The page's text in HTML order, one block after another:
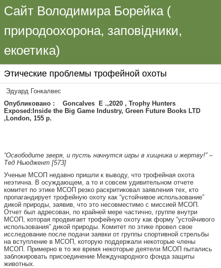
Сайт Володимира Борейка (
природоохорона, заповідники,
екоетика)
Этические проблемы трофейной охоты
Эдуард Гонкалвес
Опубликовано : Goncalves Е .,2020 , Trophy Hunters
Exposed:Inside the Big Game Industry, Green Future Books LTD
,London, 155 р.
“Освободите зверя, и пусть начнутся игры в хищника и жертву!” –
Тед Ньюджент [573]
Ученые МСОП недавно пришли к выводу, что трофейная охота
неэтична. В осуждающем, а то и совсем удивительном отчете
комитет по этике МСОП резко раскритиковал заявления тех, кто
пропагандирует трофейную охоту как “устойчивое использование”
дикой природы, заявив, что это несовместимо с миссией МСОП.
Отчет был адресован, по крайней мере частично, группе внутри
МСОП, которая продвигает трофейную охоту как форму “устойчивого
использования” дикой природы. Комитет по этике провел свое
исследование после подачи заявки от группы спортивной стрельбы
на вступление в МСОП, которую поддержали некоторые члены
МСОП. Примерно в то же время некоторые деятели МСОП пытались
заблокировать присоединение Международного фонда защиты
животных.